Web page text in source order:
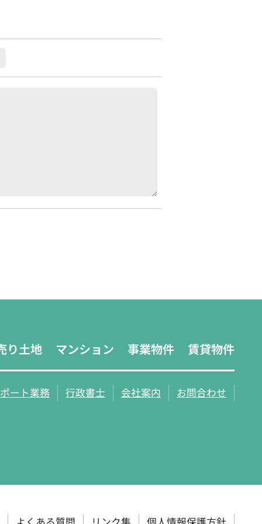
り土地 マンション 事業物件 賃貸物件
ート業務 行政書士 会社案内 お問合わせ